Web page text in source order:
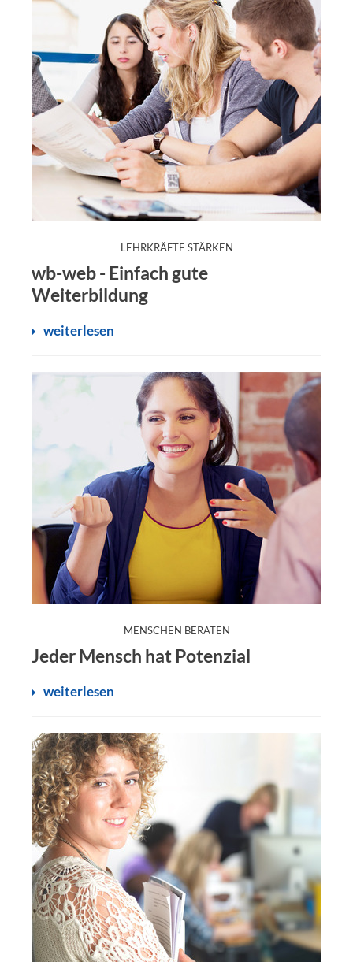
LEHRKRÄFTE STÄRKEN:
wb-web - Einfach gute
Weiterbildung
weiterlesen
MENSCHEN BERATEN:
Jeder Mensch hat Potenzial
weiterlesen